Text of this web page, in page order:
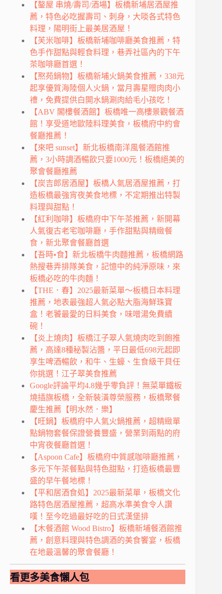
【鏊屋 串燒/壽司/酒場】板橋新埔居酒屋推
薦，特色必吃握壽司、刺身，大啖各式特色
料理，陽明街上最美居酒屋！
【芙米咖啡】板橋新埔咖啡廳美食推薦，特
色手作甜點與輕食料理，巷弄社區內的下午
茶咖啡廳首選！
【焣苑鍋物】板橋新埔火鍋美食推薦，338元
起享優質海陸個人火鍋，當月壽星贈肉肉小
禮，免費提供白開水鍋涮肉給毛小孩吃！
【ABV 閣樓餐酒館】板橋唯一高樓景觀餐酒
館！享受道地歐陸料理美食，板橋府中約會
餐廳推薦！
【來吧 sunset】新北板橋南洋風餐酒館推
薦，3小時調酒暢飲只要1000元！板橋絕美的
聚會餐廳推薦
【炭吉郎居酒屋】板橋人氣居酒屋推薦，打
造板橋最強宵夜美食地標，不定期推出特製
料理與甜點！
【紅利咖啡】板橋府中下午茶推薦，新開幕
人氣復古老宅咖啡廳，手作甜點與精緻餐
食，新北聚會餐廳首選
【吾時•食】新北板橋牛肉麵推薦，板橋網路
熱搜巷弄排隊美食，記憶中的純淨原味，來
板橋必吃的牛肉麵！
【THE．春】2025最新菜單～板橋日本料理
推薦，地表最強超人氣必點大脂海鮮珠寶
盒！老饕最愛的日料美食，味噌湯免費續
碗！
【炎上燒肉】板橋江子翠人氣燒肉吃到飽推
薦，高達8種秘製沾醬，平日最低698元起即
享生啤酒暢飲，和牛、生蠔、生食級干貝任
你挑選！江子翠美食推薦
Google評論平均4.8幾乎零負評！無菜單鐵板
燒插旗板橋，全新裝潢尊榮服務，板橋聚餐
慶生推薦【明水然．樂】
【旺鍋】板橋府中人氣火鍋推薦，超精緻單
點鍋物套餐保證營養豐盛，營業到兩點的府
中宵夜餐廳首選！
【Aspoon Cafe】板橋府中質感咖啡廳推薦，
多元下午茶餐點與特色甜點，打造板橋最豐
盛的早午餐地標！
【平和居酒食処】2025最新菜單，板橋文化
路特色居酒屋推薦，超高水準美食令人讚
嘆！至今吃過最好吃的日式漢堡排
【木餐酒館 Wood Bistro】板橋新埔餐酒館推
薦，創意料理與特色調酒的美食饗宴，板橋
在地最溫馨的聚會餐廳！
看更多美食懶人包